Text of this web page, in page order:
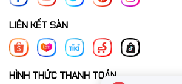
LIÊN KẾT SÀN
HÌNH THỨC THANH TOÁN